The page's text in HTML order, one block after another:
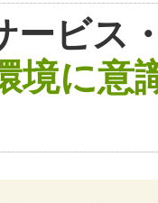
ービス
境に意